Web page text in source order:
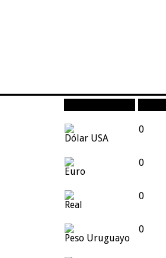
Dólar USA
0
Euro
0
Real
0
Peso Uruguayo
0